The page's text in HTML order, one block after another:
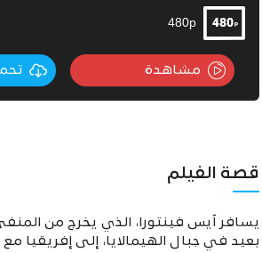
480p
مشاهدة
قصة الفيلم
يسافر آيس فينتورا، الذي يخرج من
بعيد في جبال الهيمالايا، إلى إفريقيا